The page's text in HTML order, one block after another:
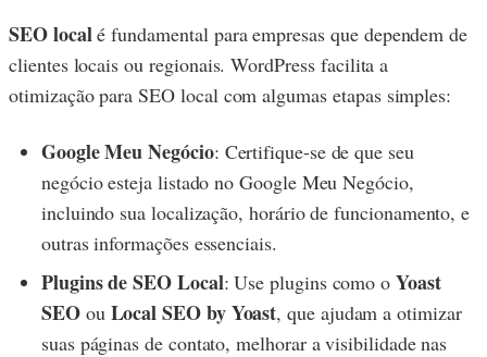
SEO localé fundamental para empresas que dependem de
clientes locais ou regionais. WordPress facilita a
otimização para SEO local com algumas etapas simples:
Google Meu Negócio: Certifique-se de que seu
negócio esteja listado no Google Meu Negócio,
incluindo sua localização, horário de funcionamento, e
outras informações essenciais.
Plugins de SEO Local: Use plugins como oYoast
SEOou Local SEO by Yoast, que ajudam a otimizar
suas páginas de contato, melhorar a visibilidade nas